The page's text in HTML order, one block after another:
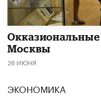
Москвы
26 ИЮНЯ
ЭКОНОМИКА